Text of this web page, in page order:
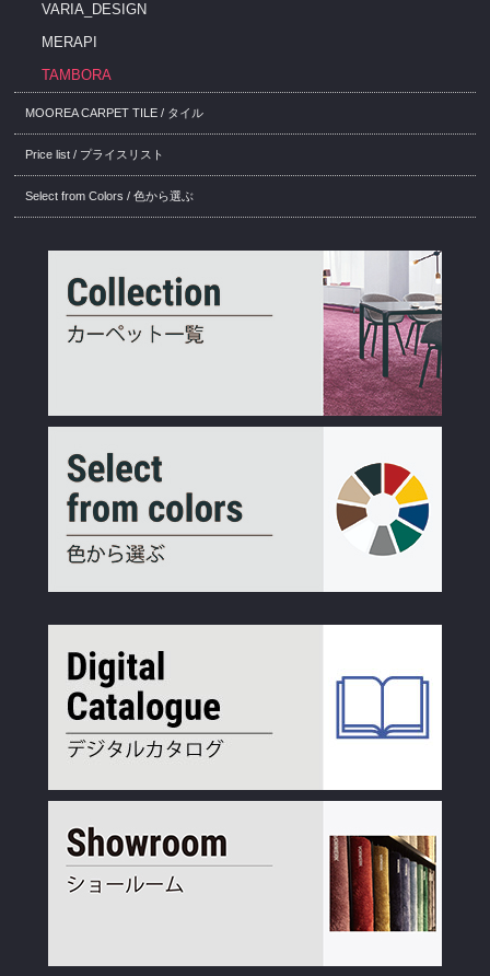
VARIA_DESIGN
MERAPI
TAMBORA
MOOREA CARPET TILE / タイル
Price list / プライスリスト
Select from Colors / 色から選ぶ